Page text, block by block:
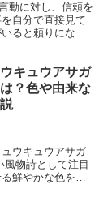
動に対し、信頼を
自分で直接見て
ると頼りになり
キュウアサガ
？色や由来な
ウキュウアサガ
物詩として注目
鮮やかな色をし